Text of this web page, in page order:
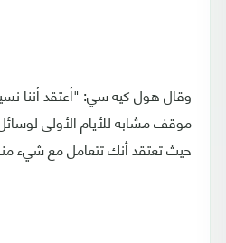
وقال هول كيه سي: "أعتقد أننا
موقف مشابه للأيام الأولى
حيث تعتقد أنك تتعامل مع شيء